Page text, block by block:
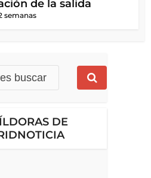
de la salida
semanas
DE